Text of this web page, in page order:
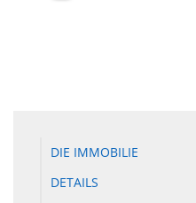
DIE IMMOBILIE
DETAILS